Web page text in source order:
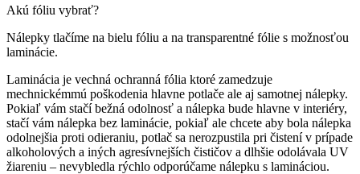
Akú fóliu vybrať?
Nálepky tlačíme na bielu fóliu a na transparentné fólie s možnosťou
laminácie.
Laminácia je vechná ochranná fólia ktoré zamedzuje
mechnickémmú poškodenia hlavne potlače ale aj samotnej nálepky.
Pokiaľ vám stačí bežná odolnosť a nálepka bude hlavne v interiéry,
stačí vám nálepka bez laminácie, pokiaľ ale chcete aby bola nálepka
odolnejšia proti odieraniu, potlač sa nerozpustila pri čistení v prípade
alkoholových a iných agresívnejších čističov a dlhšie odolávala UV
žiareniu – nevybledla rýchlo odporúčame nálepku s lamináciou.